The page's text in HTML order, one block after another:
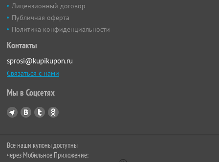
Лицензионный договор
Публичная оферта
Политика конфиденциальности
Контакты
sprosi@kupikupon.ru
Связаться с нами
Мы в Соцсетях
Все наши купоны доступны
через Мобильное Приложение: